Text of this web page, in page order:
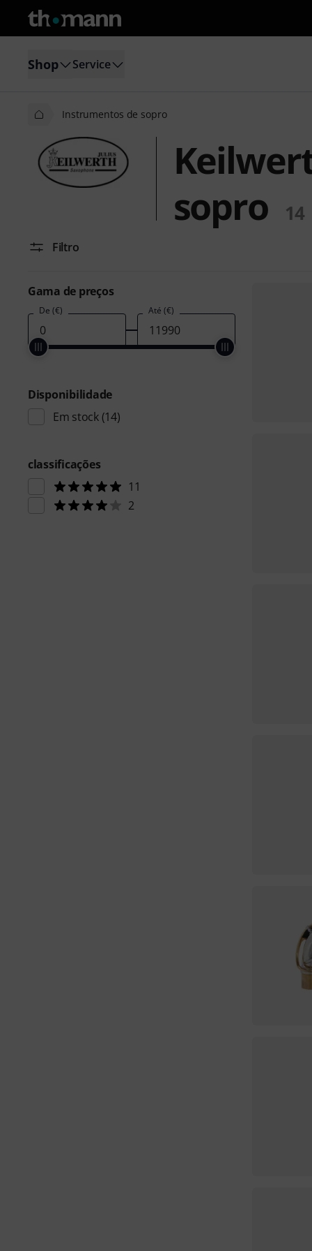
Shop Service
Instrumentos de sopro
sopro
14
Filtro
Gama de preços
De (€) Até (€)
Disponibilidade
Em stock(14)
classificações
11
2